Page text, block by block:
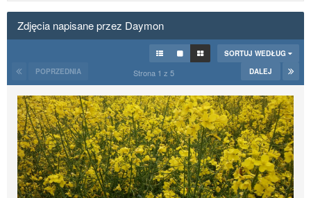
Zdjęcia napisane przez Daymon
SORTUJ WEDŁUG
POPRZEDNIA
DALEJ
Strona 1 z 5